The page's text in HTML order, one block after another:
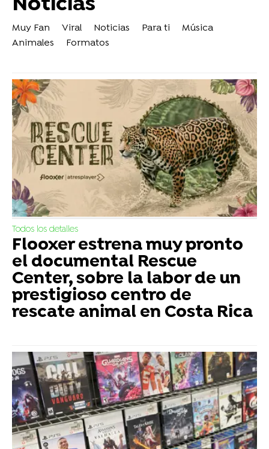
Muy Fan Viral Noticias Para ti
Música
Animales
Formatos
Todos los detalles
Flooxer estrena muy pronto
el documental Rescue
Center, sobre la labor de un
prestigioso centro de
rescate animal en Costa Rica